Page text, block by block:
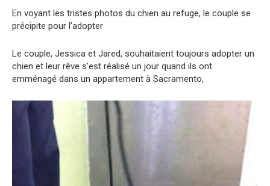
En voyant les tristes photos du chien au refuge, le couple se
précipite pour l’adopter
Le couple, Jessica et Jared, souhaitaient toujours adopter un
chien et leur rêve s’est réalisé un jour quand ils ont
emménagé dans un appartement à Sacramento,